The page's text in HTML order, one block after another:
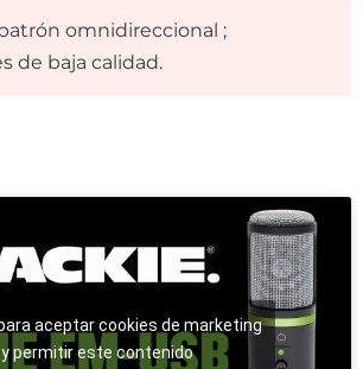
omnidireccional ;
de baja calidad.
aceptar cookies de marketing
y permitir este contenido